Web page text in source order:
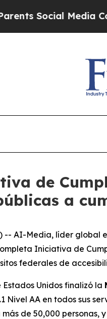
Media Controls
de
a
-- AI-Media, líder
Iniciativa de
federales de
Unidos finalizó la
Nivel AA en todos sus
de 50,000 personas,